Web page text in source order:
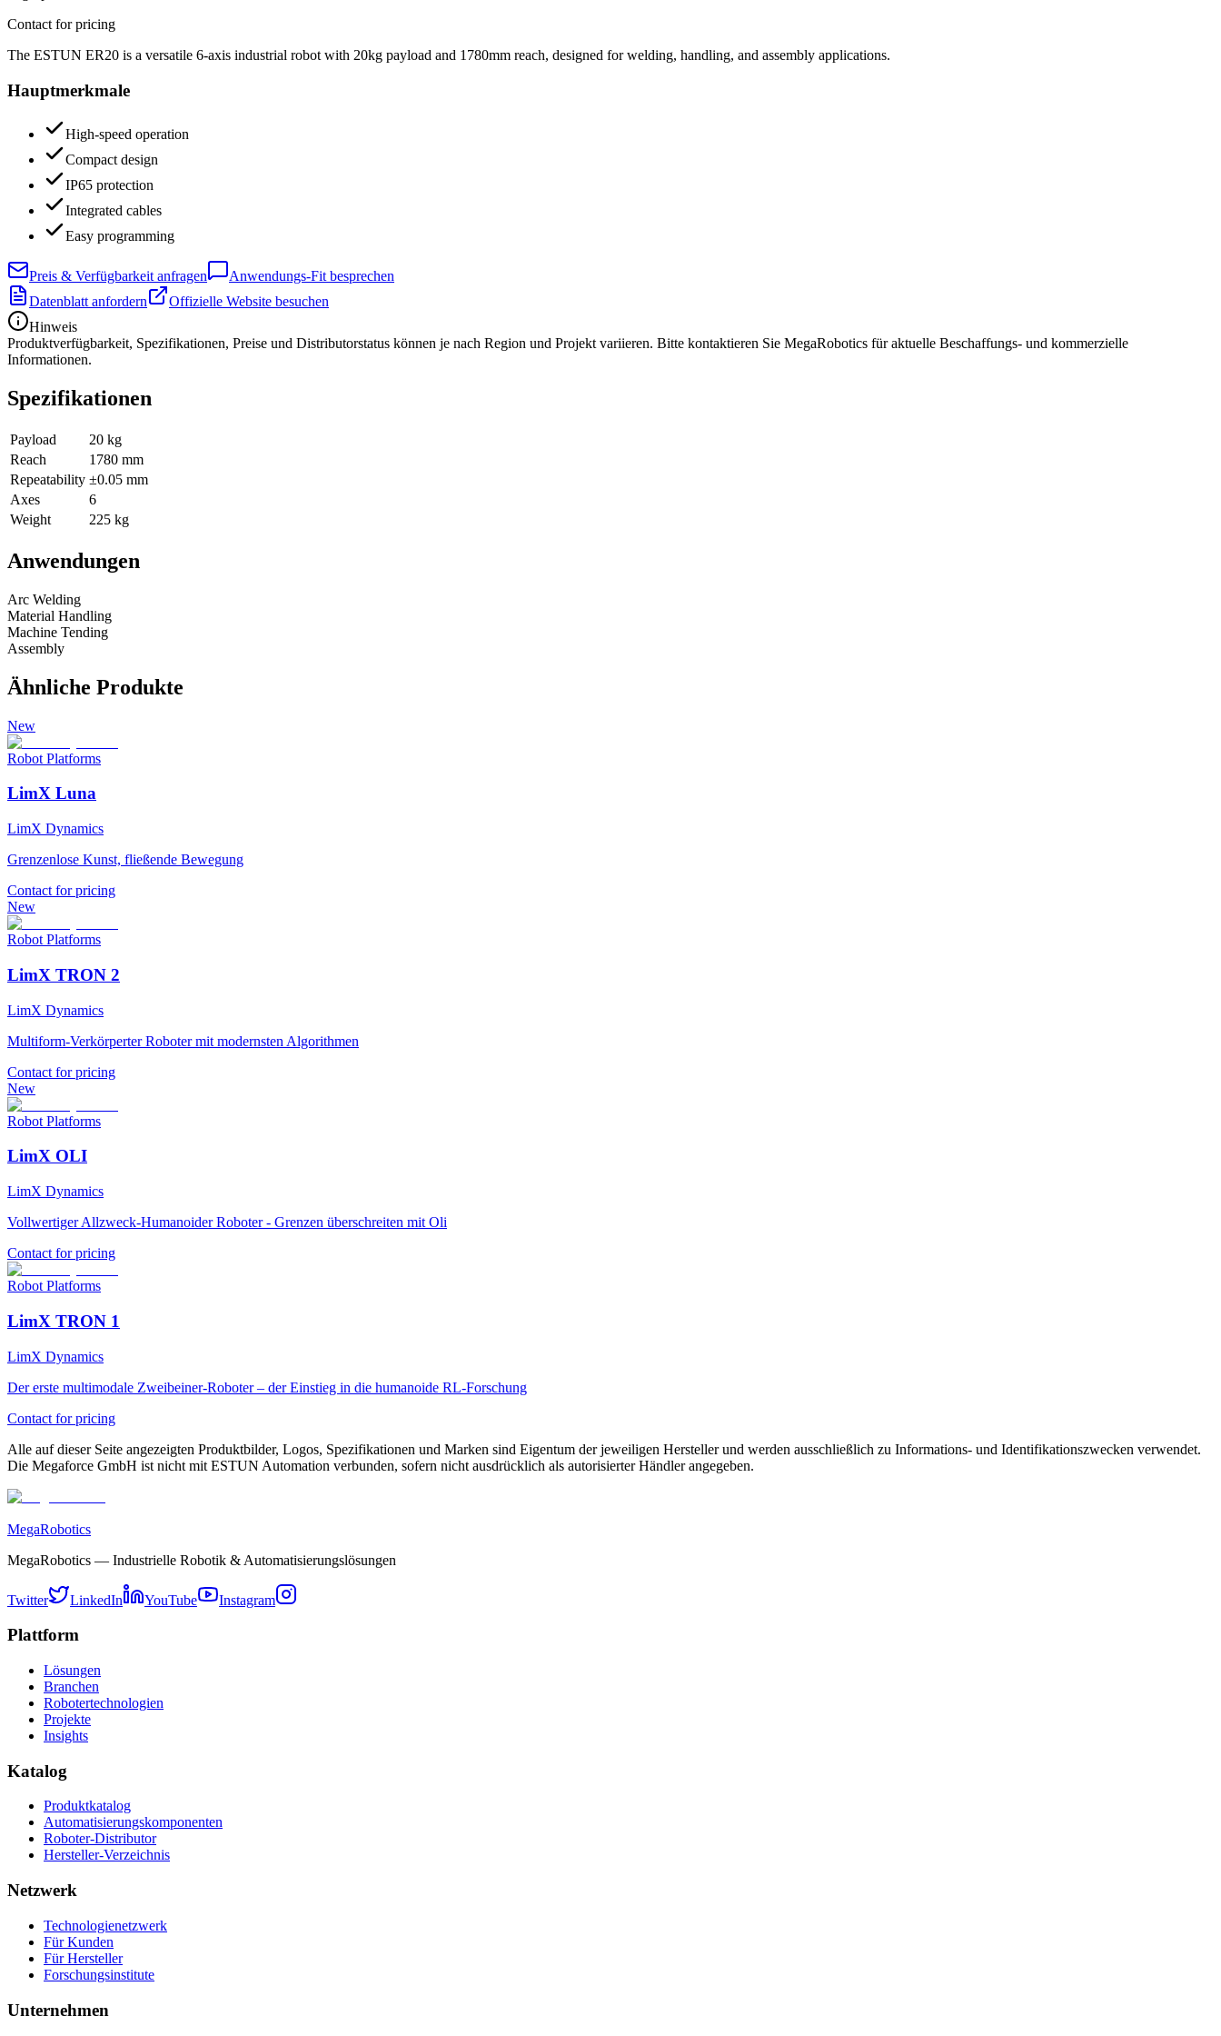
Contact for pricing
The ESTUN ER20 is a versatile 6-axis industrial robot with 20kg payload and 1780mm reach, designed for welding, handling, and assembly applications.
Hauptmerkmale
High-speed operation
Compact design
IP65 protection
Integrated cables
Easy programming
Preis & Verfügbarkeit anfragen
Anwendungs-Fit besprechen
Datenblatt anfordern
Offizielle Website besuchen
Hinweis
Produktverfügbarkeit, Spezifikationen, Preise und Distributorstatus können je nach Region und Projekt variieren. Bitte kontaktieren Sie MegaRobotics für aktuelle Beschaffungs- und kommerzielle
Informationen.
Spezifikationen
Payload
20 kg
Reach
1780 mm
Repeatability ±0.05 mm
Axes
6
Weight
225 kg
Anwendungen
Arc Welding
Material Handling
Machine Tending
Assembly
Ähnliche Produkte
New
Robot Platforms
LimX Luna
LimX Dynamics
Grenzenlose Kunst, fließende Bewegung
Contact for pricing
New
Robot Platforms
LimX TRON 2
LimX Dynamics
Multiform-Verkörperter Roboter mit modernsten Algorithmen
Contact for pricing
New
Robot Platforms
LimX OLI
LimX Dynamics
Vollwertiger Allzweck-Humanoider Roboter - Grenzen überschreiten mit Oli
Contact for pricing
Robot Platforms
LimX TRON 1
LimX Dynamics
Der erste multimodale Zweibeiner-Roboter – der Einstieg in die humanoide RL-Forschung
Contact for pricing
Alle auf dieser Seite angezeigten Produktbilder, Logos, Spezifikationen und Marken sind Eigentum der jeweiligen Hersteller und werden ausschließlich zu Informations- und Identifikationszwecken verwendet.
Die Megaforce GmbH ist nicht mit ESTUN Automation verbunden, sofern nicht ausdrücklich als autorisierter Händler angegeben.
MegaRobotics
MegaRobotics — Industrielle Robotik & Automatisierungslösungen
Twitter LinkedIn YouTube Instagram
Plattform
Lösungen
Branchen
Robotertechnologien
Projekte
Insights
Katalog
Produktkatalog
Automatisierungskomponenten
Roboter-Distributor
Hersteller-Verzeichnis
Netzwerk
Technologienetzwerk
Für Kunden
Für Hersteller
Forschungsinstitute
Unternehmen